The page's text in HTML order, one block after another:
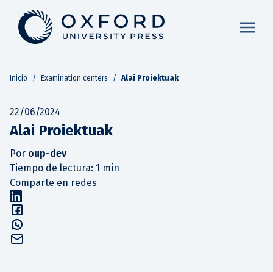
Inicio / Examination centers / Alai Proiektuak
22/06/2024
Alai Proiektuak
Por oup-dev
Tiempo de lectura: 1 min
Comparte en redes